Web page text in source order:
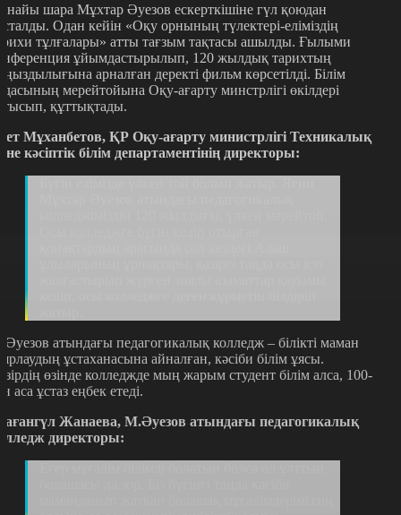
шара Мұхтар Әуезов ескерткішіне гүл қоюдан
Одан кейін «Оқу орнының түлектері-еліміздің
тұлғалары» атты тағзым тақтасы ашылды. Ғылыми
ұйымдастырылып, 120 жылдық тарихтың
арналған деректі фильм көрсетілді. Білім
мерейтойына Оқу-ағарту минстрлігі өкілдері
құттықтады.
Мұханбетов, ҚР Оқу-ағарту министрлігі Техникалық
кәсіптік білім департаментінің директоры:
атындағы педагогикалық колледж – білікті маман
ұстаханасына айналған, кәсіби білім ұясы.
өзінде колледжде мың жарым студент білім алса, 100-
аса ұстаз еңбек етеді.
Жанаева, М.Әуезов атындағы педагогикалық
директоры: